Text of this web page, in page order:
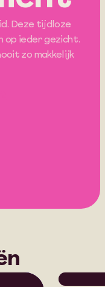
Deze tijdloze
op ieder gezicht.
zo makkelijk